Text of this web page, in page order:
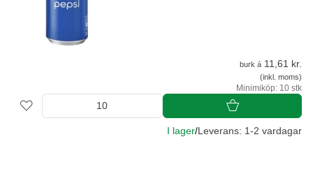
burk á 11,61 kr.
(inkl. moms)
Minimiköp: 10 stk
I lager/Leverans: 1-2 vardagar